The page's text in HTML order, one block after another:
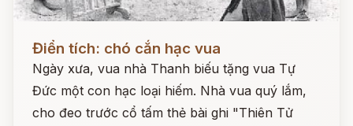
Đọc ngay
Điển tích: chó cắn hạc vua
Ngày xưa, vua nhà Thanh biếu tặng vua Tự
Đức một con hạc loại hiếm. Nhà vua quý lắm,
cho đeo trước cổ tấm thẻ bài ghi "Thiên Tử